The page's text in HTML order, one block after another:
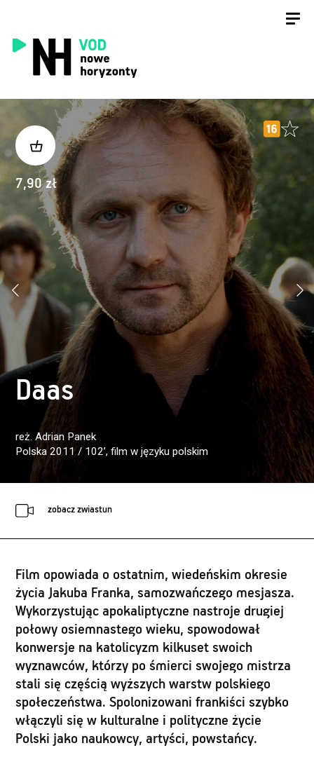
7,90 zł
Daas
reż. Adrian Panek
Polska 2011 / 102’, film w języku polskim
zobacz zwiastun
Film opowiada o ostatnim, wiedeńskim okresie
życia Jakuba Franka, samozwańczego mesjasza.
Wykorzystując apokaliptyczne nastroje drugiej
połowy osiemnastego wieku, spowodował
konwersje na katolicyzm kilkuset swoich
wyznawców, którzy po śmierci swojego mistrza
stali się częścią wyższych warstw polskiego
społeczeństwa. Spolonizowani frankiści szybko
włączyli się w kulturalne i polityczne życie
Polski jako naukowcy, artyści, powstańcy.